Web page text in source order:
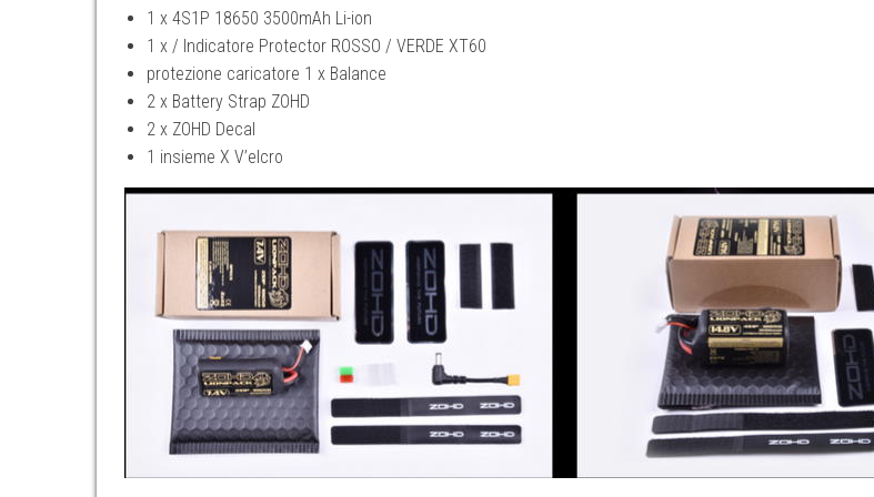
1 x 4S1P 18650 3500mAh Li-ion
1 x / Indicatore Protector ROSSO / VERDE XT60
protezione caricatore 1 x Balance
2 x Battery Strap ZOHD
2 x ZOHD Decal
1 insieme X V’elcro